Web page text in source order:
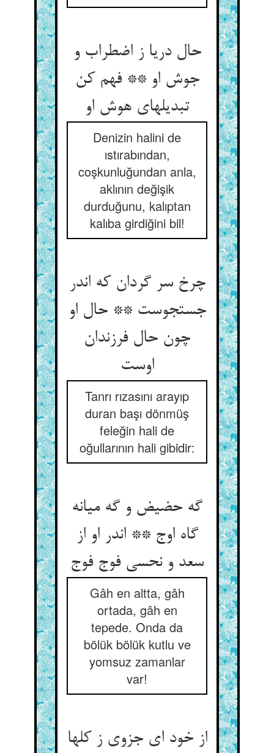
حال دریا ز اضطراب و
جوش او ** فهم کن
تبدیلهای هوش او
Denizin halini de
ıstırabından,
coşkunluğundan anla,
aklının değişik
durduğunu, kalıptan
kalıba girdiğini bil!
چرخ سر گردان که اندر
جستجوست ** حال او
چون حال فرزندان
اوست‌‌
Tanrı rızasını arayıp
duran başı dönmüş
feleğin hali de
oğullarının hali gibidir:
گه حضیض و گه میانه
گاه اوج ** اندر او از
Gâh en altta, gâh
ortada, gâh en
tepede. Onda da
bölük bölük kutlu ve
yomsuz zamanlar
var!
از خود ای جزوی ز کلها